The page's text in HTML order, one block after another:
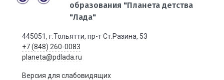
образования "Планета детства
"Лада"
445051, г.Тольятти, пр-т Ст.Разина, 53
+7 (848) 260-0083
planeta@pdlada.ru
Версия для слабовидящих